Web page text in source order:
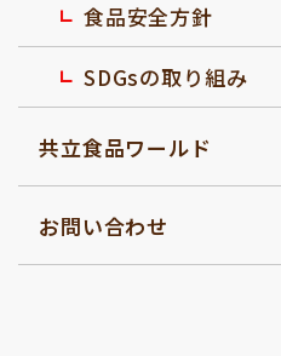
食品安全方針
SDGsの取り組み
共立食品ワールド
お問い合わせ